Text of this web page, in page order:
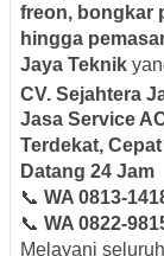
freon, bongkar
hingga
Jaya Teknik
CV. Sejahtera
Jasa Service
Terdekat,
Datang 24 Jam
📞 WA 0813-
📞 WA 0822-
Melayani